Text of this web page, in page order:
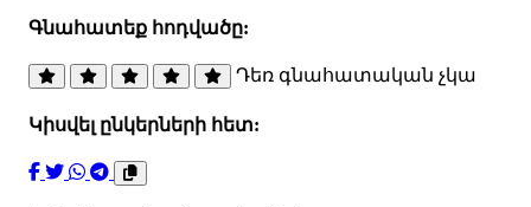
Գնահատեք հոդվածը:
Դեռ գնահատական չկա
Կիսվել ընկերների հետ: